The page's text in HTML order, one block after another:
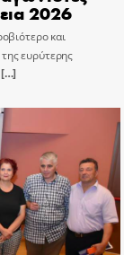
2026
και
ευρύτερης
[…]